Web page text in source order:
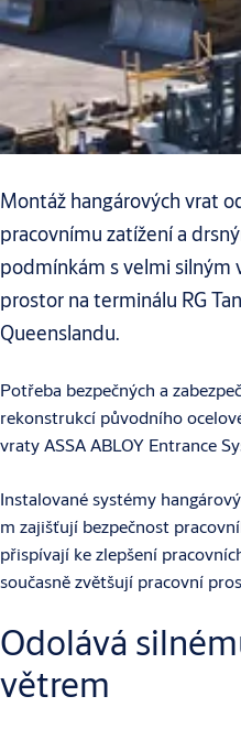
Montáž hangárových vrat
pracovnímu zatížení a
podmínkám s velmi silným
prostor na terminálu RG
Queenslandu.
Potřeba bezpečných a
rekonstrukcí původního
vraty ASSA ABLOY Entrance
Instalované systémy
m zajišťují bezpečnost
přispívají ke zlepšení
současně zvětšují pracovní
Odolává
větrem